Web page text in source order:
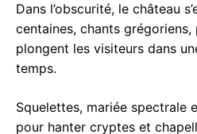
Dans l’obscurité, le château
centaines, chants
plongent les visiteurs dans
temps.
Squelettes, mariée spectrale
pour hanter cryptes et